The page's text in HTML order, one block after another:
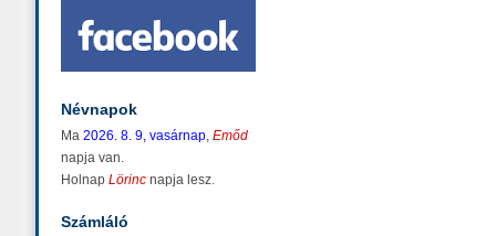
Névnapok
Ma 2026. 8. 9, vasárnap, Emőd
napja van.
Holnap Lörinc napja lesz.
Számláló